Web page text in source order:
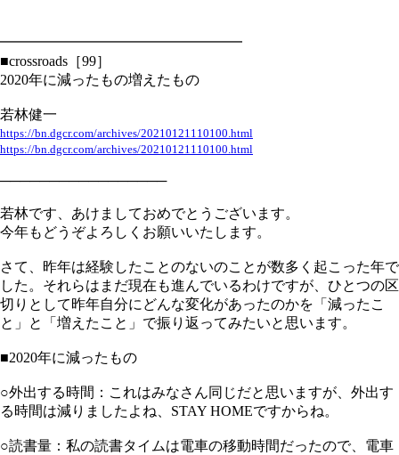
━━━━━━━━━━━━━━━━━
■crossroads［99］
2020年に減ったもの増えたもの
若林健一
https://bn.dgcr.com/archives/20210121110100.html
https://bn.dgcr.com/archives/20210121110100.html
─────────────────
若林です、あけましておめでとうございます。
今年もどうぞよろしくお願いいたします。
さて、昨年は経験したことのないのことが数多く起こった年で
した。それらはまだ現在も進んでいるわけですが、ひとつの区
切りとして昨年自分にどんな変化があったのかを「減ったこ
と」と「増えたこと」で振り返ってみたいと思います。
■2020年に減ったもの
○外出する時間：これはみなさん同じだと思いますが、外出す
る時間は減りましたよね、STAY HOMEですからね。
○読書量：私の読書タイムは電車の移動時間だったので、電車